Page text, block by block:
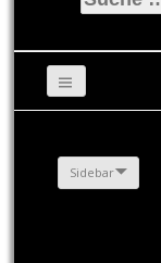
nach:
Sidebar